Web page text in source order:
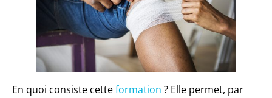
En quoi consiste cetteformation ? Elle permet, par